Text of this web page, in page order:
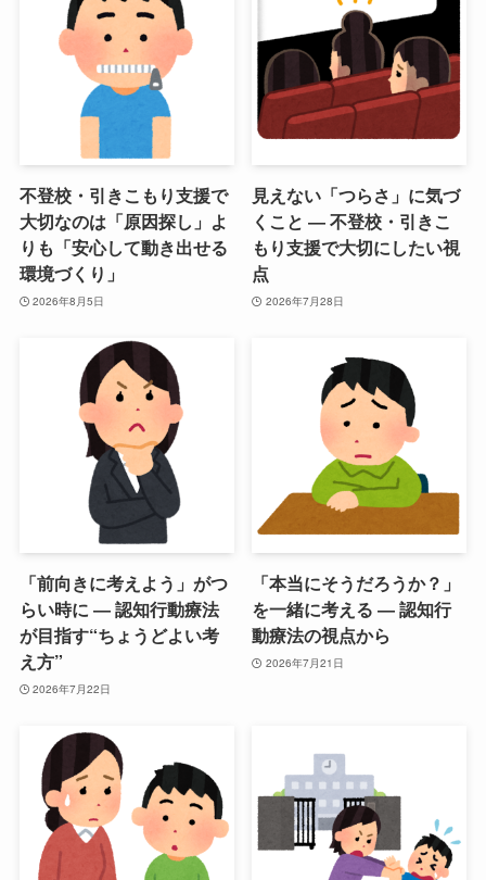
不登校・引きこもり支援で
大切なのは「原因探し」よ
りも「安心して動き出せる
環境づくり」
2026年8月5日
見えない「つらさ」に気づ
くこと ― 不登校・引きこ
もり支援で大切にしたい視
点
2026年7月28日
「前向きに考えよう」がつ
らい時に ― 認知行動療法
が目指す“ちょうどよい考
え方”
2026年7月22日
「本当にそうだろうか？」
を一緒に考える ― 認知行
動療法の視点から
2026年7月21日